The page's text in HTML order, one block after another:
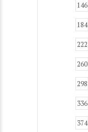
146
184
222
260
298
336
374